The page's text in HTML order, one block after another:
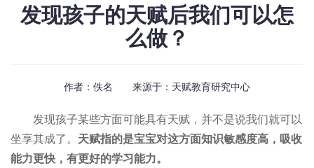
发现孩子的天赋后我们可以怎
么做？
作者：佚名 来源于： 天赋教育研究中心
发现孩子某些方面可能具有天赋，并不是说我们就可以
坐享其成了。 天赋指的是宝宝对这方面知识敏感度高，吸收
能力更快，有更好的学习能力。